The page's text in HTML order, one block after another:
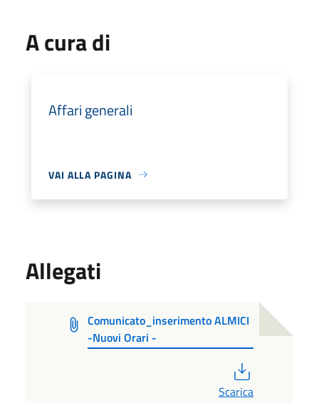
A cura di
Affari generali
VAI ALLA PAGINA
Allegati
Comunicato_inserimento ALMICI
-Nuovi Orari -
Scarica